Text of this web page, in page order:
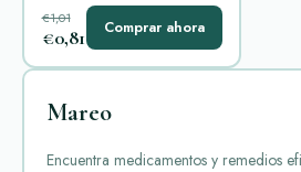
€1,01
€0,81 Comprar ahora
Mareo
Encuentra medicamentos y remedios